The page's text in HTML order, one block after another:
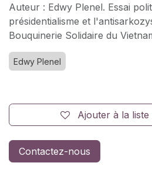
Auteur : Edwy Plenel. Essai
présidentialisme et
Bouquinerie Solidaire du
Edwy Plenel
Ajouter à la liste
Contactez-nous